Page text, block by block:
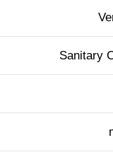
Sanitary